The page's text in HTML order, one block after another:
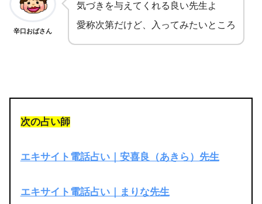
辛口おばさん
気づきを与えてくれる良い先生よ
愛称次第だけど、入ってみたいところ
次の占い師
エキサイト電話占い｜安喜良（あきら）先生
エキサイト電話占い｜まりな先生